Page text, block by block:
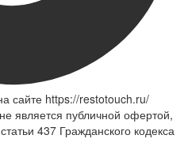
сайте https://restotouch.ru/
является публичной офертой,
437 Гражданского кодекса